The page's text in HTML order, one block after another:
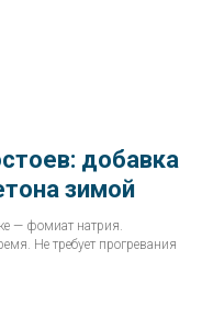
добавка
зимой
— фомиат натрия.
Не требует прогревания